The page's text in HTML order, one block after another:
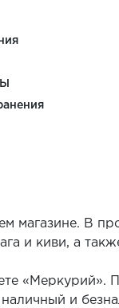
магазине. В
и киви, а
«Меркурий».
и